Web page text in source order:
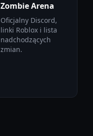
Zombie Arena
Oficjalny Discord,
linki Roblox i lista
nadchodzących
zmian.